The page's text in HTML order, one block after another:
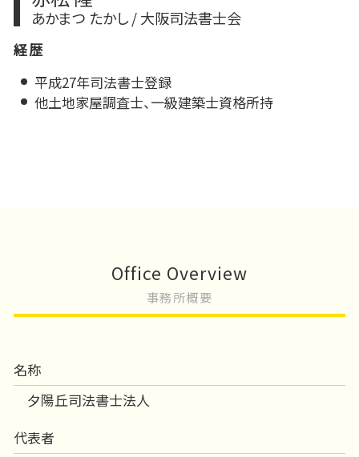
あかまつ たかし / 大阪司法書士会
経歴
平成27年司法書士登録
他土地家屋調査士、一級建築士資格所持
Office Overview
事務所概要
名称
夕陽丘司法書士法人
代表者